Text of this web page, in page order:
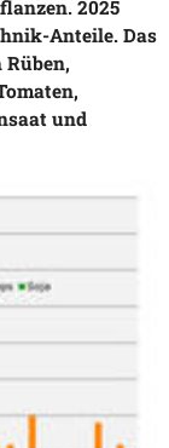
2025
Anteile. Das
und